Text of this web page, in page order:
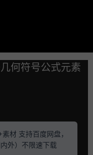
何符号公式元素
材 支持百度网盘，
外）不限速下载